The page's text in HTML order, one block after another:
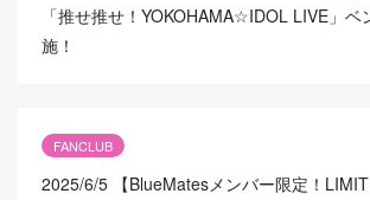
「推せ推せ！YOKOHAMA☆IDOL LIVE」ベ
施！
FANCLUB
2025/6/5 【BlueMatesメンバー限定！